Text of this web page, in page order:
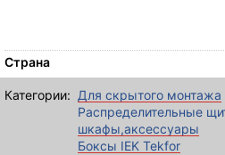
Страна
Категории: Для скрытого монтажа
Распределительные
шкафы,аксессуары
Боксы IEK Tekfor